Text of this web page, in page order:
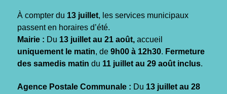
À compter du 13 juillet, les services municipaux
passent en horaires d’été.
Mairie : Du 13 juillet au 21 août, accueil
uniquement le matin, de 9h00 à 12h30. Fermeture
des samedis matin du 11 juillet au 29 août inclus.
Agence Postale Communale : Du 13 juillet au 28